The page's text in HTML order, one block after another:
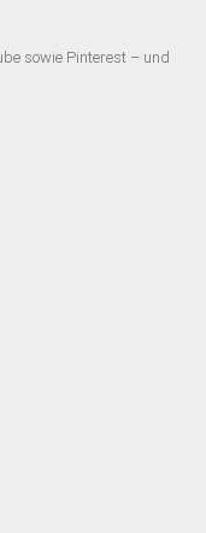
sowie Pinterest – und